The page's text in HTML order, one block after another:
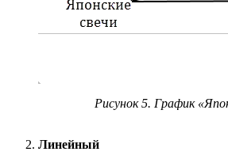
Рисунок 5. График
Линейный